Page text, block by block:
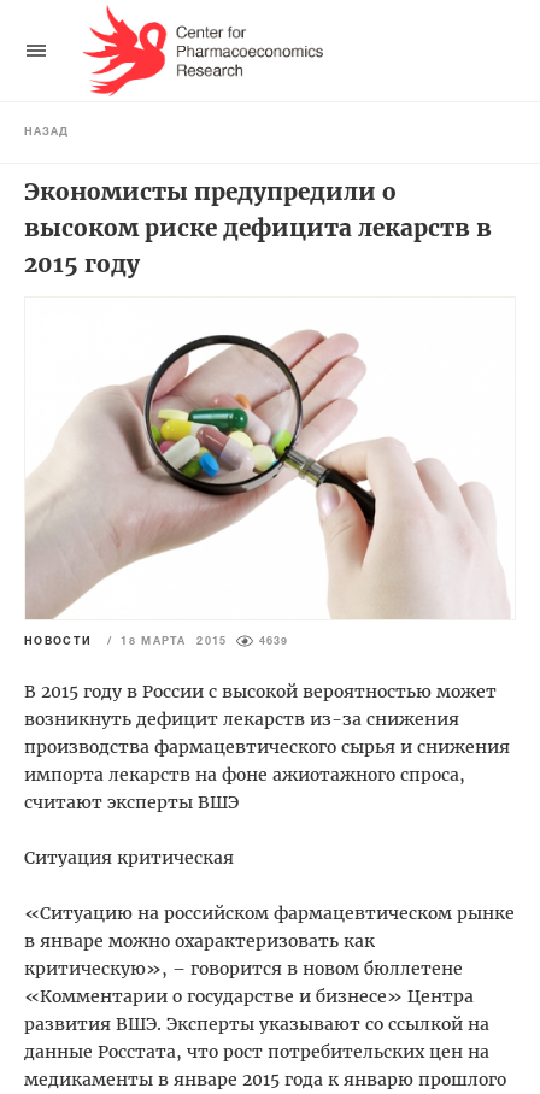
НАЗАД
Экономисты предупредили о
высоком риске дефицита лекарств в
2015 году
НОВОСТИ / 18 МАРТА 2015 4639
В 2015 году в России с высокой вероятностью может
возникнуть дефицит лекарств из-за снижения
производства фармацевтического сырья и снижения
импорта лекарств на фоне ажиотажного спроса,
считают эксперты ВШЭ
Ситуация критическая
«Ситуацию на российском фармацевтическом рынке
в январе можно охарактеризовать как
критическую», – говорится в новом бюллетене
«Комментарии о государстве и бизнесе» Центра
развития ВШЭ. Эксперты указывают со ссылкой на
данные Росстата, что рост потребительских цен на
медикаменты в январе 2015 года к январю прошлого